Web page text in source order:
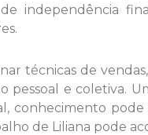
independência
técnicas de
pessoal e coletiva.
conhecimento
de Liliana pode